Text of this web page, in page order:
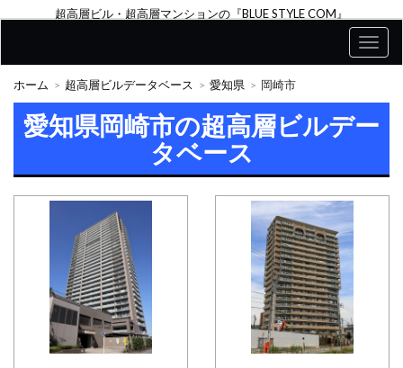
超高層ビル・超高層マンションの『BLUE STYLE COM』
ホーム 超高層ビルデータベース 愛知県 岡崎市
愛知県岡崎市の超高層ビルデー
タベース